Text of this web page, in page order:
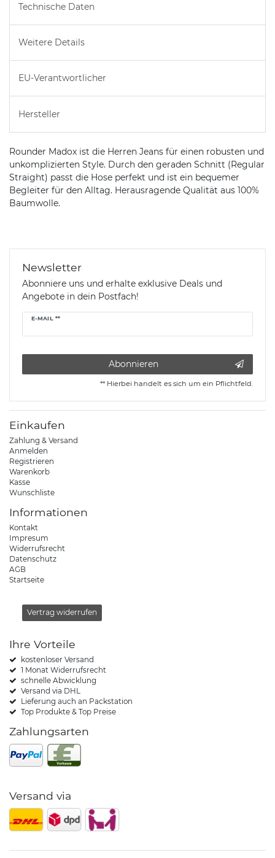
Technische Daten
Weitere Details
EU-Verantwortlicher
Hersteller
Rounder Madox ist die Herren Jeans für einen robusten und
unkomplizierten Style. Durch den geraden Schnitt (Regular
Straight) passt die Hose perfekt und ist ein bequemer
Begleiter für den Alltag. Herausragende Qualität aus 100%
Baumwolle.
Newsletter
Abonniere uns und erhalte exklusive Deals und
Angebote in dein Postfach!
E-MAIL **
Newsletter
Abonnieren
** Hierbei handelt es sich um ein Pflichtfeld.
Einkaufen
Zahlung & Versand
Anmelden
Registrieren
Warenkorb
Kasse
Wunschliste
Informationen
Kontakt
Impresum
Widerrufsrecht
Datenschutz
AGB
Startseite
Vertrag widerrufen
Ihre Vorteile
kostenloser Versand
1 Monat Widerrufsrecht
schnelle Abwicklung
Versand via DHL
Lieferung auch an Packstation
Top Produkte & Top Preise
Zahlungsarten
Versand via